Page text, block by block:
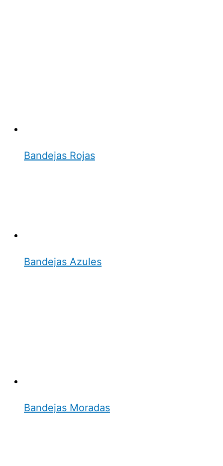
Bandejas Rojas
Bandejas Azules
Bandejas Moradas